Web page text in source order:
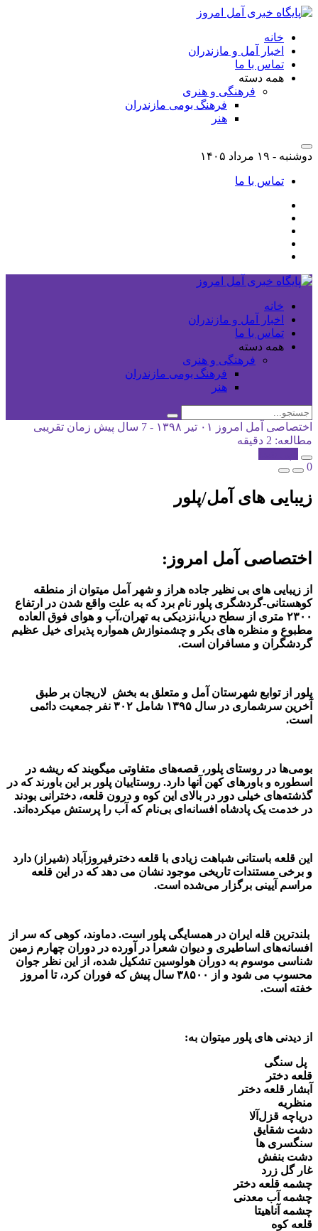
خانه
اخبار آمل و مازندران
تماس با ما
همه دسته
فرهنگی و هنری
فرهنگ بومی مازندران
هنر
دوشنبه - ۱۹ مرداد ۱۴۰۵
تماس با ما
خانه
اخبار آمل و مازندران
تماس با ما
همه دسته
فرهنگی و هنری
فرهنگ بومی مازندران
هنر
اختصاصی آمل امروز ۰۱ تیر ۱۳۹۸ - 7 سال پیش
زمان تقریبی
مطالعه: 2 دقیقه
0
زیبایی های آمل/پلور
اختصاصی آمل امروز:
از زیبایی های بی نظیر جاده هراز و شهر آمل میتوان از منطقه
کوهستانی-گردشگری پلور نام برد که به علت واقع شدن در ارتفاع
۲۳۰۰ متری از سطح دریا،نزدیکی به تهران،آب و هوای فوق العاده
مطبوع و منظره های بکر و چشمنوازش همواره پذیرای خیل عظیم
گردشگران و مسافران است.
پلور از توابع شهرستان آمل و متعلق به بخش لاریجان بر طبق
آخرین سرشماری در سال ۱۳۹۵ شامل ۳۰۲ نفر جمعیت دائمی
است.
بومی‌ها در روستای پلور، قصه‌های متفاوتی میگویند که ریشه در
اسطوره و باورهای کهن آنها دارد. روستاییان پلور بر این باورند که در
گذشته‌های خیلی دور در بالای این کوه و درون قلعه، دخترانی بودند
در خدمت یک پادشاه افسانه‌ای بی‌نام که آب را پرستش میکرده‌اند.
این قلعه باستانی شباهت زیادی با قلعه دخترفیروزآباد (شیراز) دارد
و برخی مستندات تاریخی موجود نشان می دهد که در این قلعه
مراسم آیینی برگزار می‌شده است.
بلندترین قله ایران در همسایگی پلور است. دماوند، کوهی که سر از
افسانه‌های اساطیری و دیوان شعرا در آورده در دوران چهارم زمین
شناسی موسوم به دوران هولوسین تشکیل شده، از این نظر جوان
محسوب می شود و از ۳۸۵۰۰ سال پیش که فوران کرد، تا امروز
خفته است.
از دیدنی های پلور میتوان به:
پل سنگی
قلعه دختر
آبشار قلعه دختر
منظریه
دریاچه قزل‌آلا
دشت شقایق
سنگسری ها
دشت بنفش
غار گل زرد
چشمه قلعه دختر
چشمه آب معدنی
چشمه آناهیتا
قلعه کوه